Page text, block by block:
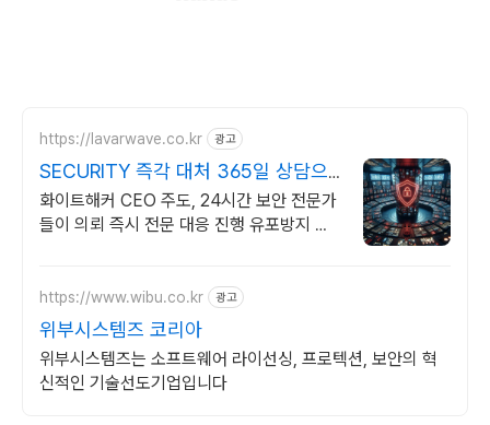
https://lavarwave.co.kr 광고
SECURITY 즉각 대처 365일 상담으
로 협박 구제
화이트해커 CEO 주도, 24시간 보안 전문가
들이 의뢰 즉시 전문 대응 진행 유포방지 솔
https://www.wibu.co.kr 광고
위부시스템즈 코리아
위부시스템즈는 소프트웨어 라이선싱, 프로텍션, 보안의 혁
신적인 기술선도기업입니다